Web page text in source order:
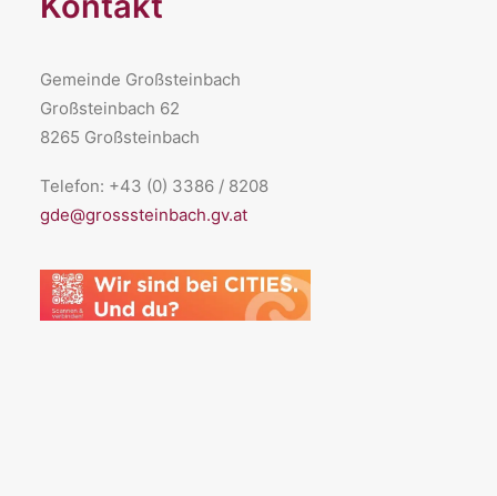
Gemeinde Großsteinbach
Großsteinbach 62
8265 Großsteinbach
Telefon: +43 (0) 3386 / 8208
gde@grosssteinbach.gv.at